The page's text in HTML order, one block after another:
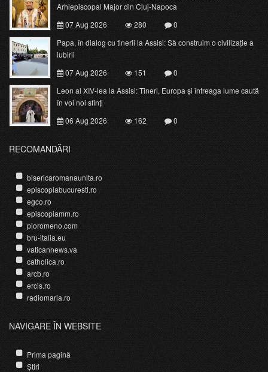
Arhiepiscopal Major din Cluj-Napoca
07 Aug 2026
280
0
Papa, în dialog cu tinerii la Assisi: Să construim o civilizație a
iubirii
07 Aug 2026
151
0
Leon al XIV-lea la Assisi: Tineri, Europa și întreaga lume caută
în voi noi sfinți
06 Aug 2026
162 0
RECOMANDĂRI
bisericaromanaunita.ro
episcopiabucuresti.ro
egco.ro
episcopiamm.ro
pioromeno.com
bru-italia.eu
vaticannews.va
catholica.ro
arcb.ro
ercis.ro
radiomaria.ro
NAVIGARE ÎN WEBSITE
Prima pagină
Știri